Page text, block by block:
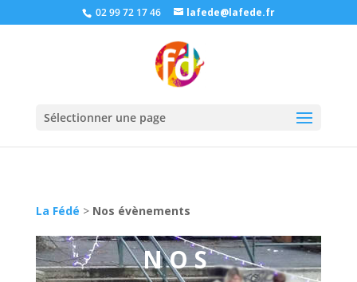
02 99 72 17 46 lafede@lafede.fr
Sélectionner une page
La Fédé > Nos évènements
NOS